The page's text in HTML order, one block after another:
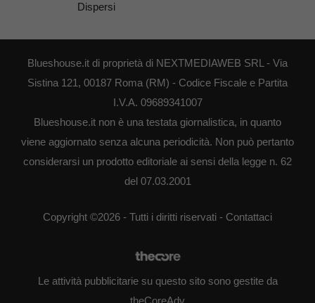
Dispersi
Blueshouse.it di proprietà di NEXTMEDIAWEB SRL - Via
Sistina 121, 00187 Roma (RM) - Codice Fiscale e Partita
I.V.A. 09689341007
Blueshouse.it non è una testata giornalistica, in quanto
viene aggiornato senza alcuna periodicità. Non può pertanto
considerarsi un prodotto editoriale ai sensi della legge n. 62
del 07.03.2001
Copyright ©2026 - Tutti i diritti riservati - Contattaci
Le attività pubblicitarie su questo sito sono gestite da
theCoreAdv